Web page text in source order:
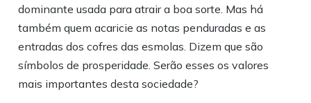
dominante usada para atrair a boa sorte. Mas há
também quem acaricie as notas penduradas e as
entradas dos cofres das esmolas. Dizem que são
símbolos de prosperidade. Serão esses os valores
mais importantes desta sociedade?